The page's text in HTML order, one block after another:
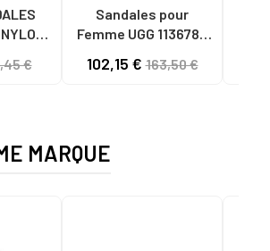
€
Sandales pour
Femme UGG 1136783
CHESTNUT
102,15 €163,50 €
MARQUE